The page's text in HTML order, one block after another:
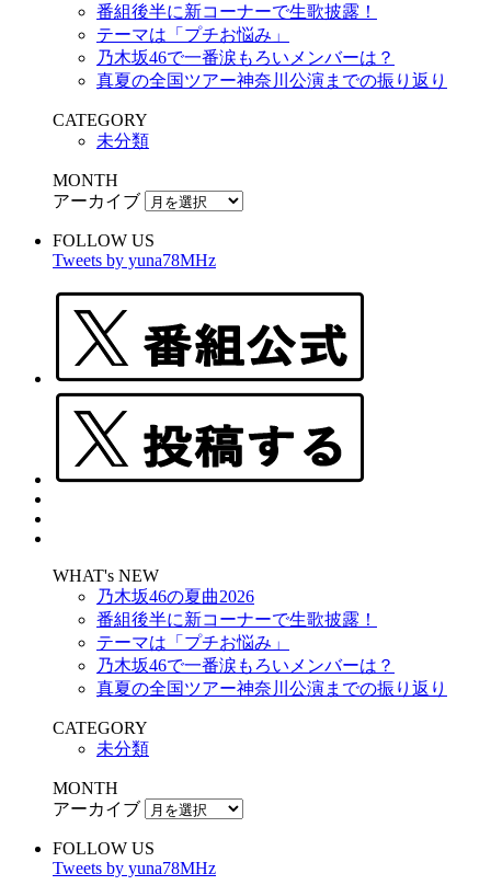
番組後半に新コーナーで生歌披露！
テーマは「プチお悩み」
乃木坂46で一番涙もろいメンバーは？
真夏の全国ツアー神奈川公演までの振り返り
CATEGORY
未分類
MONTH
アーカイブ
FOLLOW US
Tweets by yuna78MHz
WHAT's NEW
乃木坂46の夏曲2026
番組後半に新コーナーで生歌披露！
テーマは「プチお悩み」
乃木坂46で一番涙もろいメンバーは？
真夏の全国ツアー神奈川公演までの振り返り
CATEGORY
未分類
MONTH
アーカイブ
FOLLOW US
Tweets by yuna78MHz